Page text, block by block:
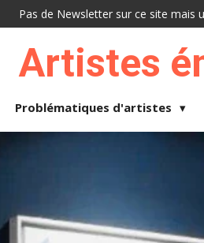
Pas de Newsletter sur ce site mais
Artistes
Problématiques d'artistes